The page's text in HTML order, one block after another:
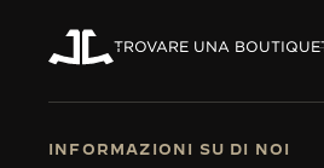
GARANZIA JAEGER-
THE GOLDEN RATIO
IL REVERSO 1931 CAFÉ
TROVARE UNA BOUTIQUE
INFORMAZIONI SU DI NOI